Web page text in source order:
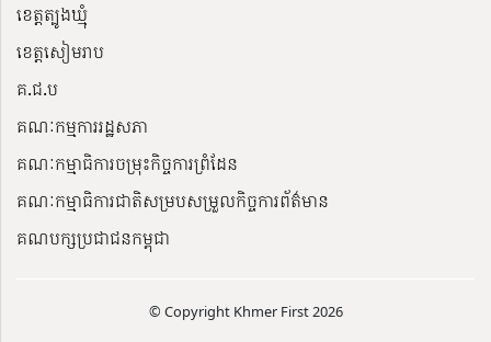
ខេត្តត្បូងឃ្មុំ
ខេត្តសៀមរាប
គ.ជ.ប
គណៈកម្មការរដ្ឋសភា
គណៈកម្មាធិការចម្រុះកិច្ចការព្រំដែន
គណៈកម្មាធិការជាតិសម្របសម្រួលកិច្ចការព័ត៌មាន
គណបក្សប្រជាជនកម្ពុជា
© Copyright Khmer First 2026